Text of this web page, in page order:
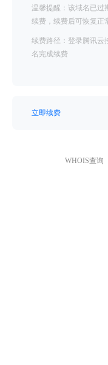
温馨提醒：该域名已过
续费，续费后可恢复正
续费路径：登录腾讯云
名完成续费
立即续费
WHOIS查询